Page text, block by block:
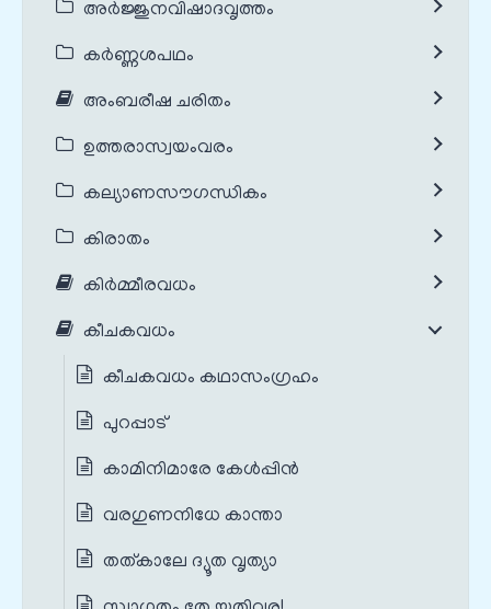
അർജ്ജുനവിഷാദവൃത്തം
കർണ്ണശപഥം
അംബരീഷ ചരിതം
ഉത്തരാസ്വയംവരം
കല്യാണസൗഗന്ധികം
കിരാതം
കിർമ്മീരവധം
കീചകവധം
കീചകവധം കഥാസംഗ്രഹം
പുറപ്പാട്
കാമിനിമാരേ കേള്‍പ്പിന്‍
വരഗുണനിധേ കാന്താ
തത്കാലേ ദ്യൂത വൃത്യാ